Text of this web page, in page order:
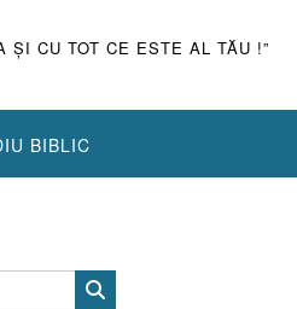
CU TOT CE ESTE AL TĂU !”
BIBLIC